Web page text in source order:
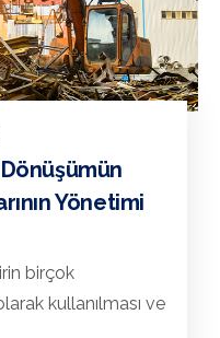
Yönetimi
birçok
kullanılması ve